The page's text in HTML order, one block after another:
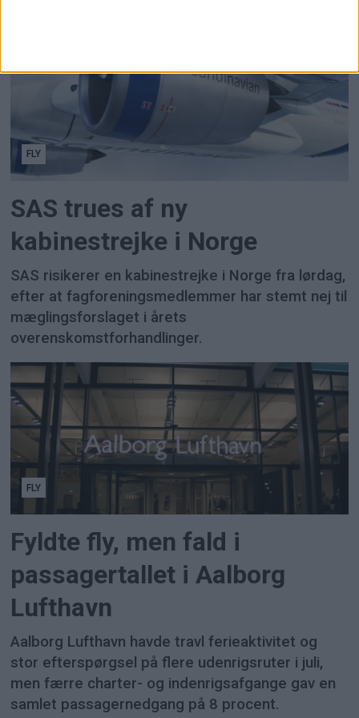
FLY
SAS trues af ny
kabinestrejke i Norge
SAS risikerer en kabinestrejke i Norge fra lørdag,
efter at fagforeningsmedlemmer har stemt nej til
mæglingsforslaget i årets
overenskomstforhandlinger.
FLY
Fyldte fly, men fald i
passagertallet i Aalborg
Lufthavn
Aalborg Lufthavn havde travl ferieaktivitet og
stor efterspørgsel på flere udenrigsruter i juli,
men færre charter- og indenrigsafgange gav en
samlet passagernedgang på 8 procent.